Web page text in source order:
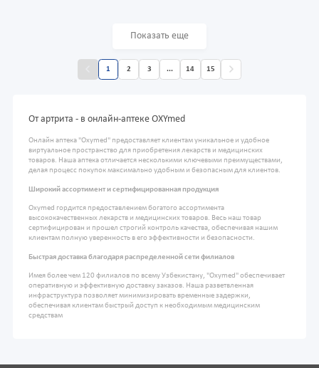
Показать еще
1 2 3 ... 14 15
От артрита - в онлайн-аптеке OXYmed
Онлайн аптека "Oxymed" предоставляет клиентам уникальное и удобное
виртуальное пространство для приобретения лекарств и медицинских
товаров. Наша аптека отличается несколькими ключевыми преимуществами,
делая процесс покупок максимально удобным и безопасным для клиентов.
Широкий ассортимент и сертифицированная продукция
Oxymed гордится предоставлением богатого ассортимента
высококачественных лекарств и медицинских товаров. Весь наш товар
сертифицирован и прошел строгий контроль качества, обеспечивая нашим
клиентам полную уверенность в его эффективности и безопасности.
Быстрая доставка благодаря распределенной сети филиалов
Имея более чем 120 филиалов по всему Узбекистану, "Oxymed" обеспечивает
оперативную и эффективную доставку заказов. Наша разветвленная
инфраструктура позволяет минимизировать временные задержки,
обеспечивая клиентам быстрый доступ к необходимым медицинским
средствам